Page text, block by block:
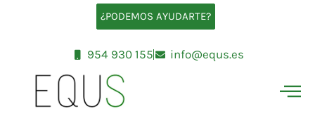
¿PODEMOS AYUDARTE?
954 930 155 info@equs.es